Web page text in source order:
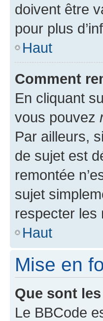
doivent être
pour plus
Haut
Comment
En cliquant
vous pouvez
Par ailleurs,
de sujet est
remontée
sujet
respecter les
Haut
Mise en
Que sont
Le BBCode